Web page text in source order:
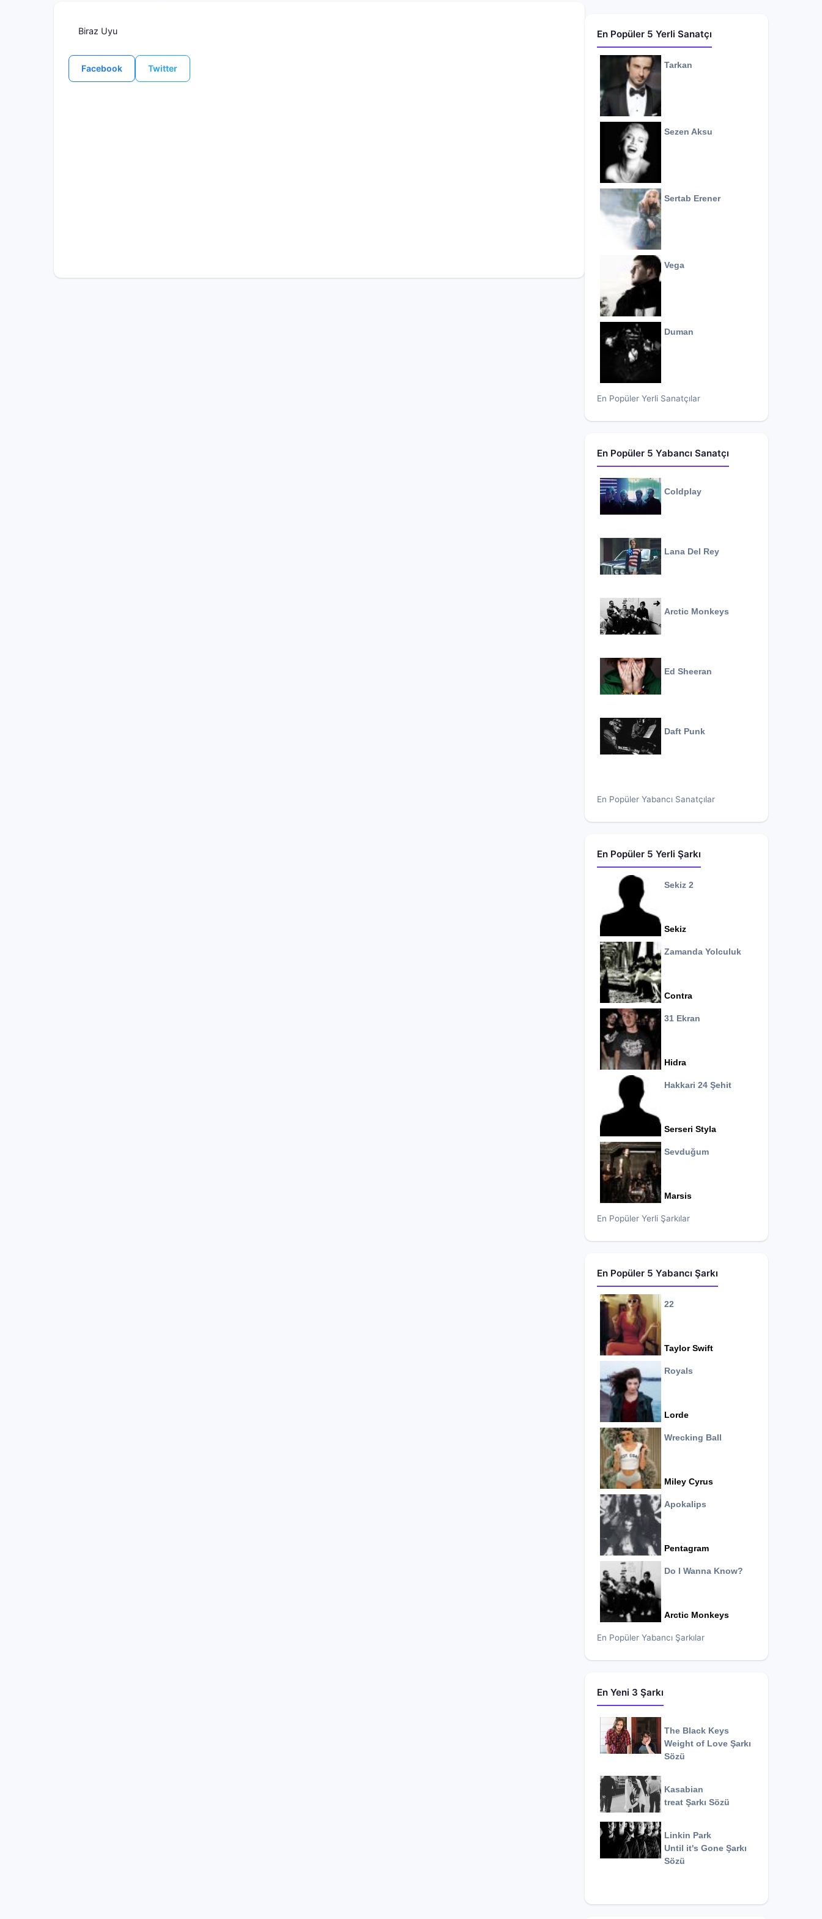
Biraz Uyu
Facebook Twitter
En Popüler 5 Yerli Sanatçı
Tarkan
Sezen Aksu
Sertab Erener
Vega
Duman
En Popüler Yerli Sanatçılar
En Popüler 5 Yabancı Sanatçı
Coldplay
Lana Del Rey
Arctic Monkeys
Ed Sheeran
Daft Punk
En Popüler Yabancı Sanatçılar
En Popüler 5 Yerli Şarkı
Sekiz 2
Sekiz
Zamanda Yolculuk
Contra
31 Ekran
Hidra
Hakkari 24 Şehit
Serseri Styla
Sevduğum
Marsis
En Popüler Yerli Şarkılar
En Popüler 5 Yabancı Şarkı
22
Taylor Swift
Royals
Lorde
Wrecking Ball
Miley Cyrus
Apokalips
Pentagram
Do I Wanna Know?
Arctic Monkeys
En Popüler Yabancı Şarkılar
En Yeni 3 Şarkı
The Black Keys
Weight of Love Şarkı
Sözü
Kasabian
treat Şarkı Sözü
Linkin Park
Until it's Gone Şarkı
Sözü